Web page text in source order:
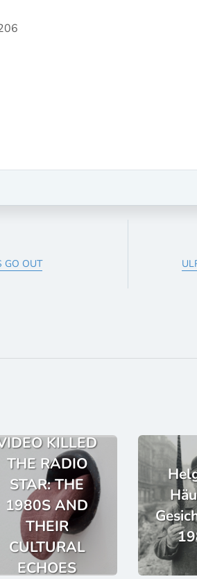
F -6206
GO OUT
KILLED
THE RADIO
STAR: THE
1980S AND
THEIR
CULTURAL
ECHOES